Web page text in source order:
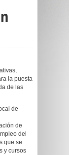
la puesta
de las
de
de
del
que se
y cursos